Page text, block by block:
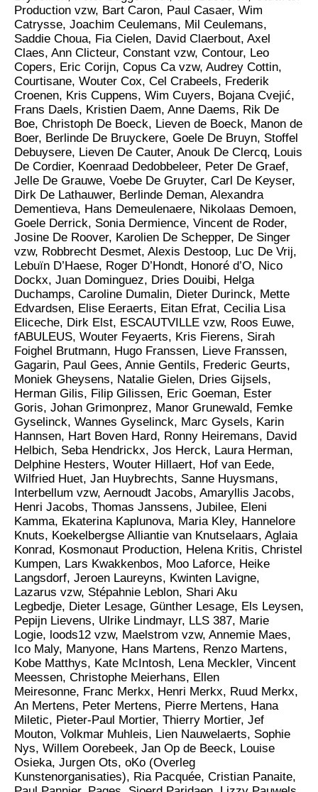
Production vzw, Bart Caron, Paul Casaer, Wim
Catrysse, Joachim Ceulemans, Mil Ceulemans,
Saddie Choua, Fia Cielen, David Claerbout, Axel
Claes, Ann Clicteur, Constant vzw, Contour, Leo
Copers, Eric Corijn, Copus Ca vzw, Audrey Cottin,
Courtisane, Wouter Cox, Cel Crabeels, Frederik
Croenen, Kris Cuppens, Wim Cuyers, Bojana Cvejić,
Frans Daels, Kristien Daem, Anne Daems, Rik De
Boe, Christoph De Boeck, Lieven de Boeck, Manon de
Boer, Berlinde De Bruyckere, Goele De Bruyn, Stoffel
Debuysere, Lieven De Cauter, Anouk De Clercq, Louis
De Cordier, Koenraad Dedobbeleer, Peter De Graef,
Jelle De Grauwe, Voebe De Gruyter, Carl De Keyser,
Dirk De Lathauwer, Berlinde Deman, Alexandra
Dementieva, Hans Demeulenaere, Nikolaas Demoen,
Goele Derrick, Sonia Dermience, Vincent de Roder,
Josine De Roover, Karolien De Schepper, De Singer
vzw, Robbrecht Desmet, Alexis Destoop, Luc De Vrij,
Lebuïn D’Haese, Roger D’Hondt, Honoré d’O, Nico
Dockx, Juan Dominguez, Dries Douibi, Helga
Duchamps, Caroline Dumalin, Dieter Durinck, Mette
Edvardsen, Elise Eeraerts, Eitan Efrat, Cecilia Lisa
Eliceche, Dirk Elst, ESCAUTVILLE vzw, Roos Euwe,
fABULEUS, Wouter Feyaerts, Kris Fierens, Sirah
Foighel Brutmann, Hugo Franssen, Lieve Franssen,
Gagarin, Paul Gees, Annie Gentils, Frederic Geurts,
Moniek Gheysens, Natalie Gielen, Dries Gijsels,
Herman Gilis, Filip Gilissen, Eric Goeman, Ester
Goris, Johan Grimonprez, Manor Grunewald, Femke
Gyselinck, Wannes Gyselinck, Marc Gysels, Karin
Hannsen, Hart Boven Hard, Ronny Heiremans, David
Helbich, Seba Hendrickx, Jos Herck, Laura Herman,
Delphine Hesters, Wouter Hillaert, Hof van Eede,
Wilfried Huet, Jan Huybrechts, Sanne Huysmans,
Interbellum vzw, Aernoudt Jacobs, Amaryllis Jacobs,
Henri Jacobs, Thomas Janssens, Jubilee, Eleni
Kamma, Ekaterina Kaplunova, Maria Kley, Hannelore
Knuts, Koekelbergse Alliantie van Knutselaars, Aglaia
Konrad, Kosmonaut Production, Helena Kritis, Christel
Kumpen, Lars Kwakkenbos, Moo Laforce, Heike
Langsdorf, Jeroen Laureyns, Kwinten Lavigne,
Lazarus vzw, Stépahnie Leblon, Shari Aku
Legbedje, Dieter Lesage, Günther Lesage, Els Leysen,
Pepijn Lievens, Ulrike Lindmayr, LLS 387, Marie
Logie, loods12 vzw, Maelstrom vzw, Annemie Maes,
Ico Maly, Manyone, Hans Martens, Renzo Martens,
Kobe Matthys, Kate McIntosh, Lena Meckler, Vincent
Meessen, Christophe Meierhans, Ellen
Meiresonne, Franc Merkx, Henri Merkx, Ruud Merkx,
An Mertens, Peter Mertens, Pierre Mertens, Hana
Miletic, Pieter-Paul Mortier, Thierry Mortier, Jef
Mouton, Volkmar Muhleis, Lien Nauwelaerts, Sophie
Nys, Willem Oorebeek, Jan Op de Beeck, Louise
Osieka, Jurgen Ots, oKo (Overleg
Kunstenorganisaties), Ria Pacquée, Cristian Panaite,